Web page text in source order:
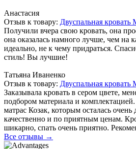
Анастасия
Отзыв к товару: Двуспальная кровать
Получили вчера свою кровать, она
она оказалась намного лучше, чем на
идеально, не к чему придраться.
стиль! Вы лучшие!
Татьяна Иваненко
Отзыв к товару: Двуспальная кровать
Заказывала кровать в сером цвете,
подбором материала и
матрас Козак, которым осталась очень
качественно и по приятным ценам.
шикарно, спать очень приятно.
Все отзывы →